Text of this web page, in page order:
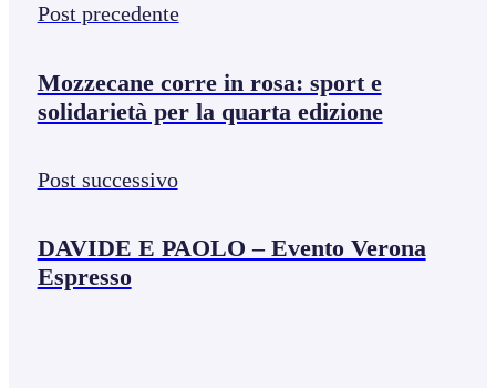
Post precedente
Mozzecane corre in rosa: sport e
solidarietà per la quarta edizione
Post successivo
DAVIDE E PAOLO – Evento Verona
Espresso